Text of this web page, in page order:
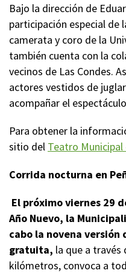
Bajo la dirección de
participación especial de
camerata y coro de la
también cuenta con la
vecinos de Las Condes.
actores vestidos de
acompañar el
Para obtener la
sitio del Teatro Municipal
Corrida nocturna en
El próximo viernes 29
Año Nuevo, la
cabo la novena
gratuita, la que a través
kilómetros, convoca a